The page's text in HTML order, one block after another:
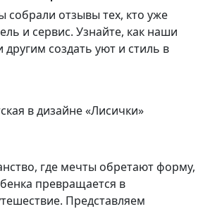
собрали отзывы тех, кто уже
и сервис. Узнайте, как наши
создать уют и стиль в
в дизайне «Лисички»
где мечты обретают форму,
превращается в
Представляем